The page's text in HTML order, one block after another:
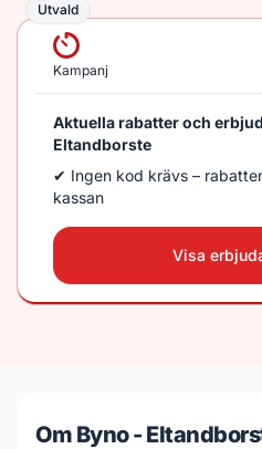
Utvald
Utvald
Kampanj
Aktuella rabatter och
Eltandborste
✔ Ingen kod krävs –
kassan
Visa
Om Byno -